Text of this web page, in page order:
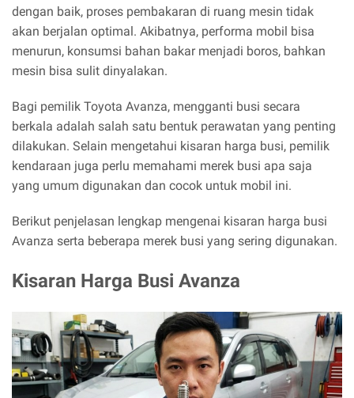
dengan baik, proses pembakaran di ruang mesin tidak
akan berjalan optimal. Akibatnya, performa mobil bisa
menurun, konsumsi bahan bakar menjadi boros, bahkan
mesin bisa sulit dinyalakan.
Bagi pemilik Toyota Avanza, mengganti busi secara
berkala adalah salah satu bentuk perawatan yang penting
dilakukan. Selain mengetahui kisaran harga busi, pemilik
kendaraan juga perlu memahami merek busi apa saja
yang umum digunakan dan cocok untuk mobil ini.
Berikut penjelasan lengkap mengenai kisaran harga busi
Avanza serta beberapa merek busi yang sering digunakan.
Kisaran Harga Busi Avanza